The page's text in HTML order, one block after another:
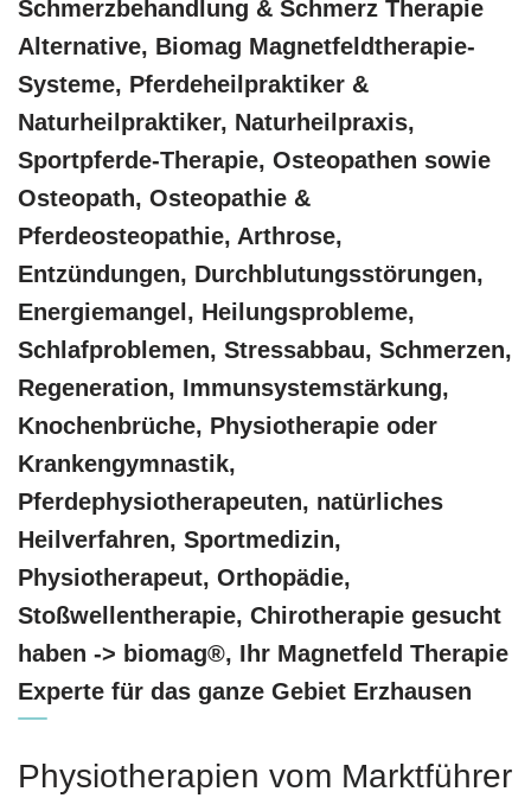
Schmerzbehandlung & Schmerz Therapie
Alternative, Biomag Magnetfeldtherapie-
Systeme, Pferdeheilpraktiker &
Naturheilpraktiker, Naturheilpraxis,
Sportpferde-Therapie, Osteopathen sowie
Osteopath, Osteopathie &
Pferdeosteopathie, Arthrose,
Entzündungen, Durchblutungsstörungen,
Energiemangel, Heilungsprobleme,
Schlafproblemen, Stressabbau, Schmerzen,
Regeneration, Immunsystemstärkung,
Knochenbrüche, Physiotherapie oder
Krankengymnastik,
Pferdephysiotherapeuten, natürliches
Heilverfahren, Sportmedizin,
Physiotherapeut, Orthopädie,
Stoßwellentherapie, Chirotherapie gesucht
haben -> biomag®, Ihr Magnetfeld Therapie
Experte für das ganze Gebiet Erzhausen
Physiotherapien vom Marktführer